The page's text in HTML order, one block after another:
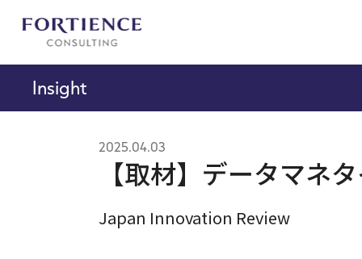
Insight
【取材】データマネ
Japan Innovation Review
2025.04.03